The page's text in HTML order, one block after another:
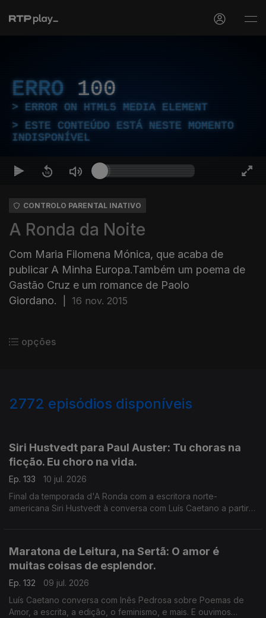
ERRO 100
ERROR ON HTML5 MEDIA ELEMENT
ESTE CONTEÚDO ESTÁ NESTE MOMENTO
INDISPONÍVEL
CONTROLO PARENTAL INATIVO
A Ronda da Noite
Com Maria Filomena Mónica, que acaba de
publicar A Minha Europa.Também um poema de
Gastão Cruz e um romance de Paolo
Giordano.
16 nov. 2015
opções
2772 episódios disponíveis
Siri Hustvedt para Paul Auster: Tu choras na
ficção. Eu choro na vida.
Ep. 133
10 jul. 2026
Final da temporada d'A Ronda com a escritora norte-
americana Siri Hustvedt à conversa com Luís Caetano a partir
Maratona de Leitura, na Sertã: O amor é
muitas coisas de esplendor.
Ep. 132
09 jul. 2026
Luís Caetano conversa com Inês Pedrosa sobre Poemas de
Amor, a escrita, a edição, o feminismo, e mais. E ouvimos